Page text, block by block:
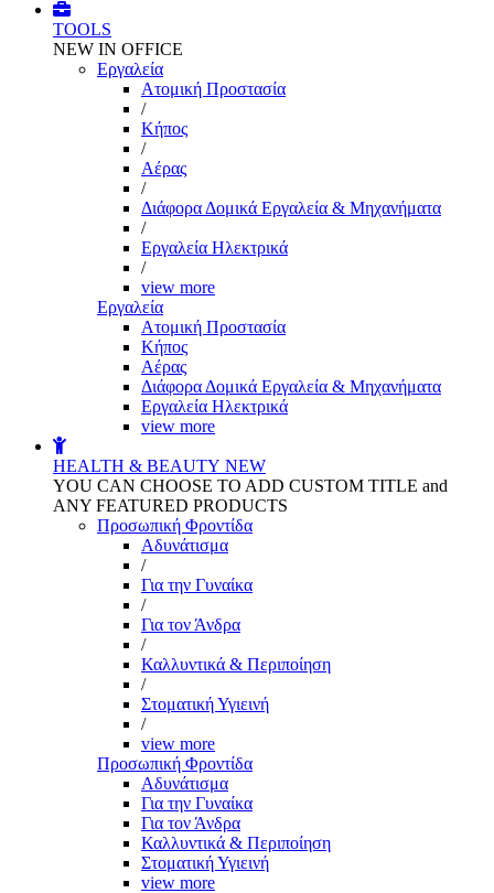
TOOLS
NEW IN OFFICE
Εργαλεία
Aτομική Προστασία
/
Kήπος
/
Αέρας
/
Διάφορα Δομικά Εργαλεία & Μηχανήματα
/
Εργαλεία Ηλεκτρικά
/
view more
Εργαλεία
Aτομική Προστασία
Kήπος
Αέρας
Διάφορα Δομικά Εργαλεία & Μηχανήματα
Εργαλεία Ηλεκτρικά
view more
HEALTH & BEAUTY NEW
YOU CAN CHOOSE TO ADD CUSTOM TITLE and
ANY FEATURED PRODUCTS
Προσωπική Φροντίδα
Αδυνάτισμα
/
Για την Γυναίκα
/
Για τον Άνδρα
/
Καλλυντικά & Περιποίηση
/
Στοματική Υγιεινή
/
view more
Προσωπική Φροντίδα
Αδυνάτισμα
Για την Γυναίκα
Για τον Άνδρα
Καλλυντικά & Περιποίηση
Στοματική Υγιεινή
view more